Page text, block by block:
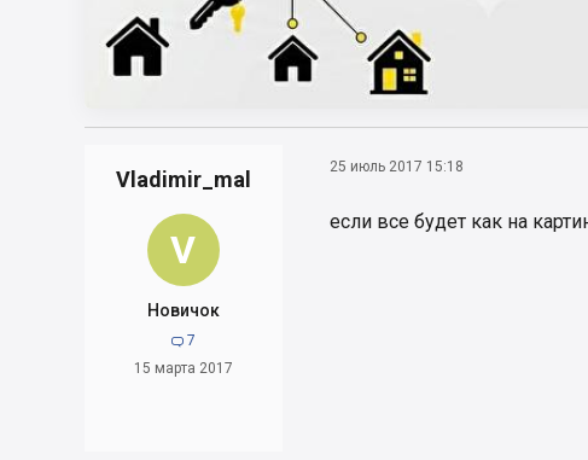
Vladimir_mal
V
Новичок
 7
15 марта 2017
25 июль 2017 15:18
если все будет как на